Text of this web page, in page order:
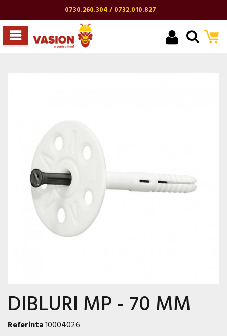
0730.260.304 / 0732.010.827
DIBLURI MP - 70 MM
Referinta10004026